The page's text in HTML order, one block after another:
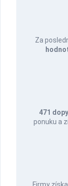
Za
471
ponuku a